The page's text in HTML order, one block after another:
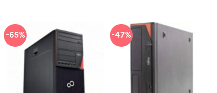
-65% -47%